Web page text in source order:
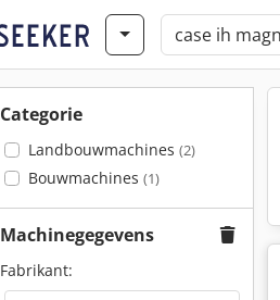
Categorie
Landbouwmachines (2)
Bouwmachines (1)
Machinegegevens
Fabrikant: